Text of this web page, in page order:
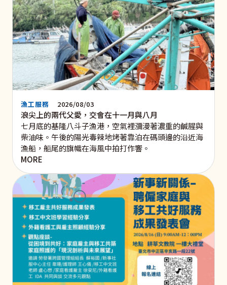
漁工服務 2026/08/03
浪尖上的兩代父愛，交會在十一月與八月
七月底的基隆八斗子漁港，空氣裡瀰漫著濃重的鹹腥與
柴油味。午後的陽光毒辣地烤著靠泊在碼頭邊的沿近海
漁船，船尾的旗幟在海風中拍打作響。
MORE